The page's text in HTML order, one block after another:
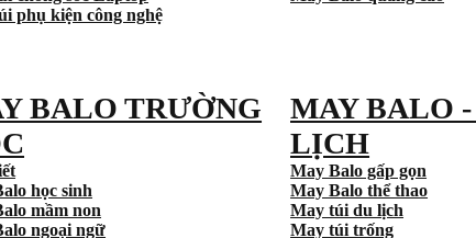
phụ kiện công nghệ
BALO TRƯỜNG
học sinh
mầm non
ngoại ngữ
MAY BALO
LỊCH
May Balo gấp gọn
May Balo thể thao
May túi du lịch
May túi trống